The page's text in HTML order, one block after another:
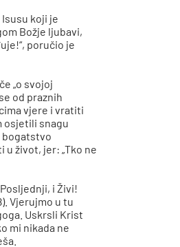
koji je
Božje ljubavi,
poručio je
„o svojoj
od praznih
vjere i vratiti
osjetili snagu
bogatstvo
život, jer: „Tko ne
i Živi!
Vjerujmo u tu
Uskrsli Krist
mi nikada ne